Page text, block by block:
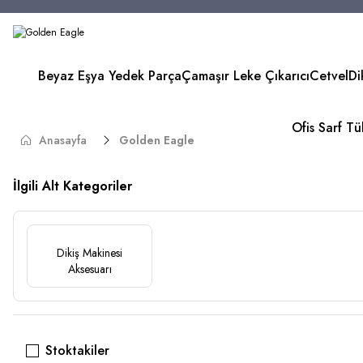
Beyaz Eşya Yedek ParçaÇamaşır Leke ÇıkarıcıCetvel
Ofis Sarf
Anasayfa Golden Eagle
İlgili Alt Kategoriler
Dikiş Makinesi
Aksesuarı
Stoktakiler